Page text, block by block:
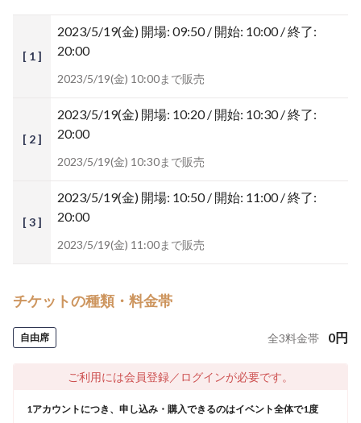
[ 1 ]
2023/5/19(金) 開場: 09:50 / 開始: 10:00 / 終了:
20:00
2023/5/19(金) 10:00まで販売
[ 2 ]
2023/5/19(金) 開場: 10:20 / 開始: 10:30 / 終了:
20:00
2023/5/19(金) 10:30まで販売
[ 3 ]
2023/5/19(金) 開場: 10:50 / 開始: 11:00 / 終了:
20:00
2023/5/19(金) 11:00まで販売
チケットの種類・料金帯
自由席 全3料金帯 0円
ご利用には会員登録／ログインが必要です。
1アカウントにつき、申し込み・購入できるのはイベント全体で1度